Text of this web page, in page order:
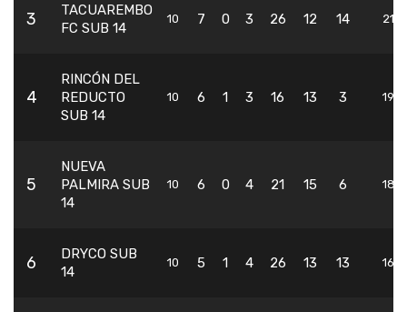
3
TACUAREMBO
FC SUB 14
10 7 0 3 26 12 14 21
4
RINCÓN DEL
REDUCTO
SUB 14
10 6 1 3 16 13 3 19
5
NUEVA
PALMIRA SUB
14
10 6 0 4 21 15 6 18
6
DRYCO SUB
14
10 5 1 4 26 13 13 16